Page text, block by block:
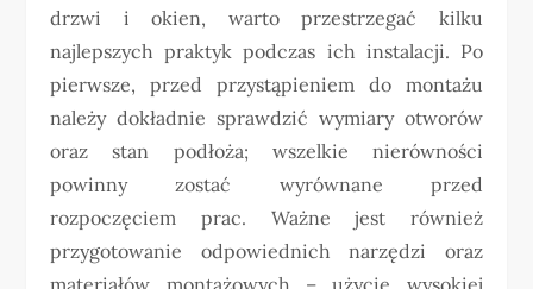
drzwi i okien, warto przestrzegać kilku
najlepszych praktyk podczas ich instalacji. Po
pierwsze, przed przystąpieniem do montażu
należy dokładnie sprawdzić wymiary otworów
oraz stan podłoża; wszelkie nierówności
powinny zostać wyrównane przed
rozpoczęciem prac. Ważne jest również
przygotowanie odpowiednich narzędzi oraz
materiałów montażowych – użycie wysokiej